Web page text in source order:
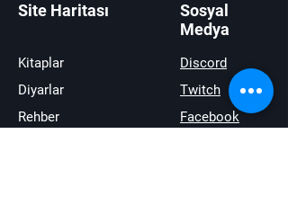
Site Haritası
Sosyal
Medya
Kitaplar
Diyarlar
Rehber
Discord
Twitch
Facebook